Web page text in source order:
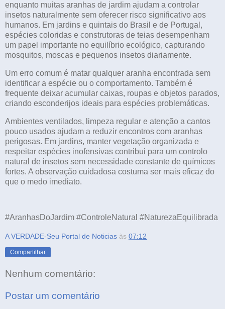
enquanto muitas aranhas de jardim ajudam a controlar
insetos naturalmente sem oferecer risco significativo aos
humanos. Em jardins e quintais do Brasil e de Portugal,
espécies coloridas e construtoras de teias desempenham
um papel importante no equilíbrio ecológico, capturando
mosquitos, moscas e pequenos insetos diariamente.
Um erro comum é matar qualquer aranha encontrada sem
identificar a espécie ou o comportamento. Também é
frequente deixar acumular caixas, roupas e objetos parados,
criando esconderijos ideais para espécies problemáticas.
Ambientes ventilados, limpeza regular e atenção a cantos
pouco usados ajudam a reduzir encontros com aranhas
perigosas. Em jardins, manter vegetação organizada e
respeitar espécies inofensivas contribui para um controlo
natural de insetos sem necessidade constante de químicos
fortes. A observação cuidadosa costuma ser mais eficaz do
que o medo imediato.
#AranhasDoJardim #ControleNatural #NaturezaEquilibrada
A VERDADE-Seu Portal de Noticias às 07:12
Compartilhar
Nenhum comentário:
Postar um comentário